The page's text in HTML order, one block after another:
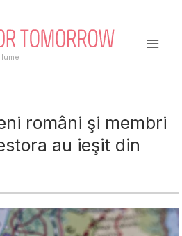
români şi membri
au ieşit din